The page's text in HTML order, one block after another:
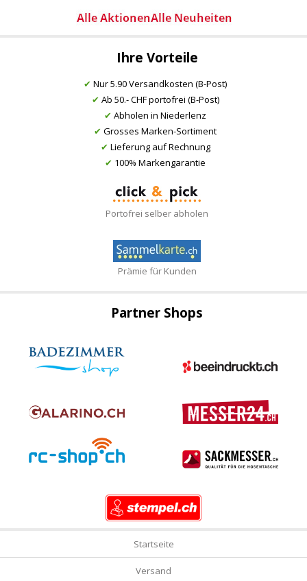
Ihre Vorteile
✔ Nur 5.90 Versandkosten (B-Post)
✔ Ab 50.- CHF portofrei (B-Post)
✔ Abholen in Niederlenz
✔ Grosses Marken-Sortiment
✔ Lieferung auf Rechnung
✔ 100% Markengarantie
Portofrei selber abholen
Prämie für Kunden
Partner Shops
Startseite
Versand